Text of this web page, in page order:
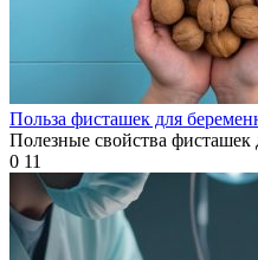
Польза фисташек для
Полезные свойства
0 11